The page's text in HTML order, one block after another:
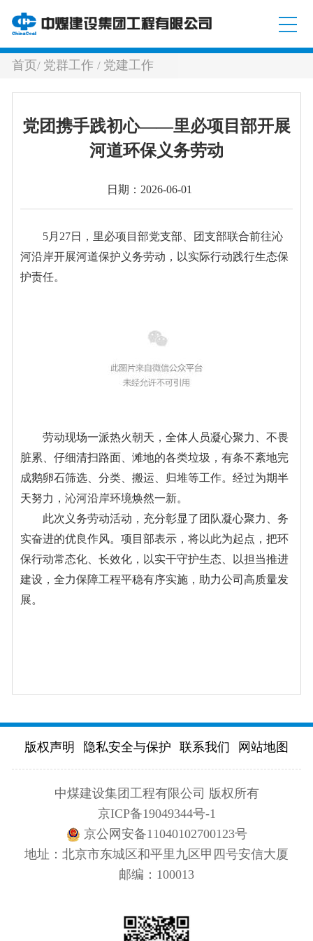
首页/ 党群工作/ 党建工作
党团携手践初心——里必项目部开展
河道环保义务劳动
日期：2026-06-01
5月27日，里必项目部党支部、团支部联合前往沁
河沿岸开展河道保护义务劳动，以实际行动践行生态保
护责任。
劳动现场一派热火朝天，全体人员凝心聚力、不畏
脏累、仔细清扫路面、滩地的各类垃圾，有条不紊地完
成鹅卵石筛选、分类、搬运、归堆等工作。经过为期半
天努力，沁河沿岸环境焕然一新。
此次义务劳动活动，充分彰显了团队凝心聚力、务
实奋进的优良作风。项目部表示，将以此为起点，把环
保行动常态化、长效化，以实干守护生态、以担当推进
建设，全力保障工程平稳有序实施，助力公司高质量发
展。
版权声明 隐私安全与保护 联系我们 网站地图
中煤建设集团工程有限公司 版权所有
京ICP备19049344号-1
京公网安备11040102700123号
地址：北京市东城区和平里九区甲四号安信大厦
邮编：100013